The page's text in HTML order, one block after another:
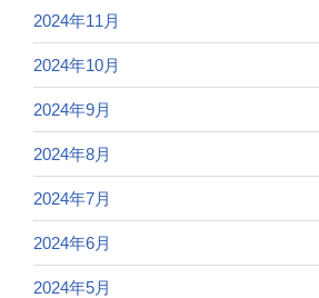
2024年11月
2024年10月
2024年9月
2024年8月
2024年7月
2024年6月
2024年5月